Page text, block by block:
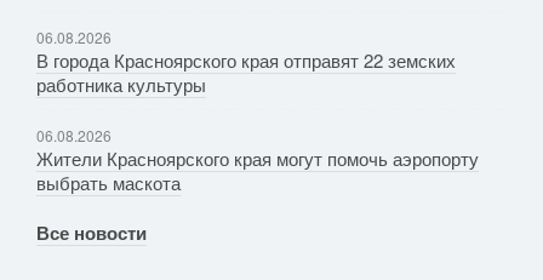
06.08.2026
В города Красноярского края отправят 22 земских
работника культуры
06.08.2026
Жители Красноярского края могут помочь аэропорту
выбрать маскота
Все новости